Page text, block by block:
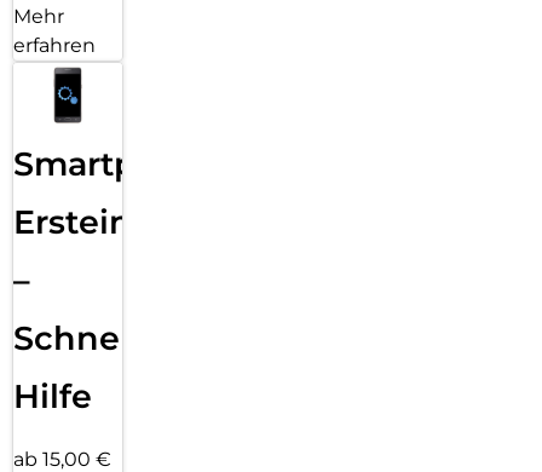
Mehr
erfahren
Smartphone
Ersteinrichtung
–
Schnelle
Hilfe
ab 15,00 €